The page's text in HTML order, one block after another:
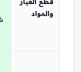
والمواد